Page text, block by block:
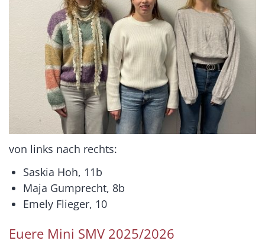
von links nach rechts:
Saskia Hoh, 11b
Maja Gumprecht, 8b
Emely Flieger, 10
Euere Mini SMV 2025/2026